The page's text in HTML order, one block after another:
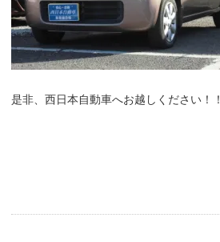
是非、西日本自動車へお越しください！！